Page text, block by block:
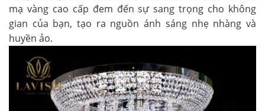
mạ vàng cao cấp đem đến sự sang trọng cho không
gian của bạn, tạo ra nguồn ánh sáng nhẹ nhàng và
huyền ảo.